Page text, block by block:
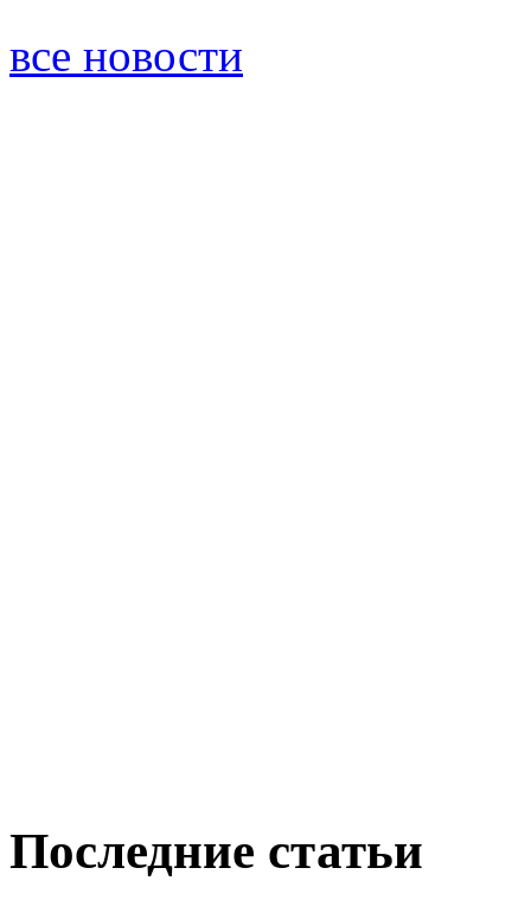
все новости
Последние статьи